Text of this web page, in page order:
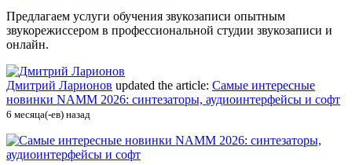
Предлагаем услуги обучения звукозаписи опытным
звукорежиссером в профессиональной студии звукозаписи и
онлайн.
Дмитрий Ларионов updated the article: Самые интересные
новинки NAMM 2026: синтезаторы, аудиоинтерфейсы и софт
6 месяца(-ев) назад